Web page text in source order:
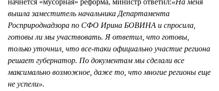
вышла заместитель начальника Департамента
Росприроднадзора по СФО Ирина БОВИНА и спросила,
готовы ли мы участвовать. Я ответил, что готовы,
только уточнил, что все-таки официально участие региона
решает губернатор. По документам мы сделали все
максимально возможное, даже то, что многие регионы еще
не успели».